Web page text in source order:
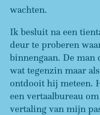
wachten.
Ik besluit na een
deur te proberen
binnengaan. De man
wat tegenzin maar
ontdooit hij meteen.
een vertaalbureau
vertaling van mijn